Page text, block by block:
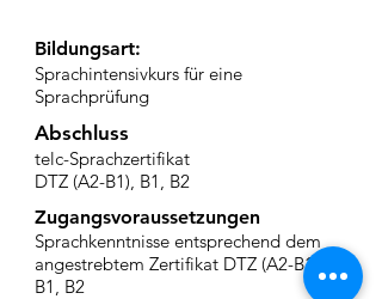
Bildungsart:
Sprachintensivkurs für eine
Sprachprüfung
Abschluss
telc-Sprachzertifikat
DTZ (A2-B1), B1, B2
Zugangsvoraussetzungen
Sprachkenntnisse entsprechend dem
angestrebtem Zertifikat DTZ (A2-B1),
B1, B2